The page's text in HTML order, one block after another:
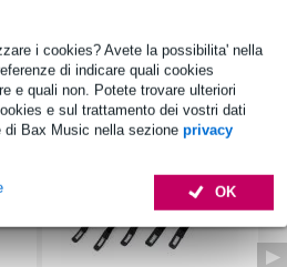
i cookies? Avete la possibilita' nella
di indicare quali cookies
e quali non. Potete trovare ulteriori
e sul trattamento dei vostri dati
di Bax Music nella sezione privacy
OK